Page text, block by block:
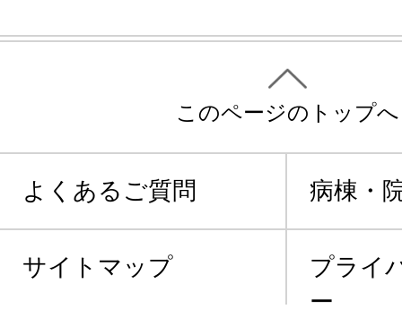
このページのトップへ
よくあるご質問 病棟・
サイトマップ
プライ
ー